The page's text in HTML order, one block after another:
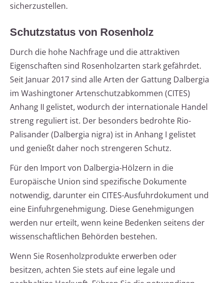
sicherzustellen.
Schutzstatus von Rosenholz
Durch die hohe Nachfrage und die attraktiven
Eigenschaften sind Rosenholzarten stark gefährdet.
Seit Januar 2017 sind alle Arten der Gattung Dalbergia
im Washingtoner Artenschutzabkommen (CITES)
Anhang II gelistet, wodurch der internationale Handel
streng reguliert ist. Der besonders bedrohte Rio-
Palisander (Dalbergia nigra) ist in Anhang I gelistet
und genießt daher noch strengeren Schutz.
Für den Import von Dalbergia-Hölzern in die
Europäische Union sind spezifische Dokumente
notwendig, darunter ein CITES-Ausfuhrdokument und
eine Einfuhrgenehmigung. Diese Genehmigungen
werden nur erteilt, wenn keine Bedenken seitens der
wissenschaftlichen Behörden bestehen.
Wenn Sie Rosenholzprodukte erwerben oder
besitzen, achten Sie stets auf eine legale und